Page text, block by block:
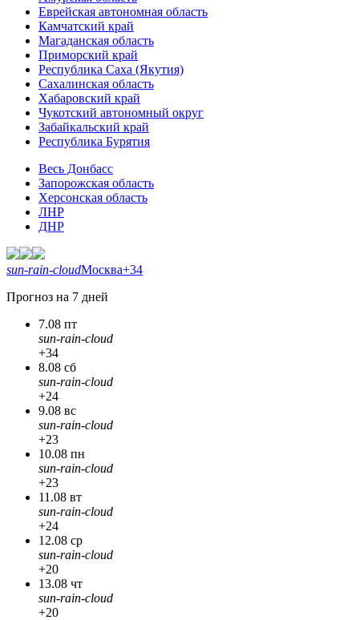
Еврейская автономная область
Камчатский край
Магаданская область
Приморский край
Республика Саха (Якутия)
Сахалинская область
Хабаровский край
Чукотский автономный округ
Забайкальский край
Республика Бурятия
Весь Донбасс
Запорожская область
Херсонская область
ЛНР
ДНР
sun-rain-cloudМосква+34
Прогноз на 7 дней
7.08 пт
sun-rain-cloud
+34
8.08 сб
sun-rain-cloud
+24
9.08 вс
sun-rain-cloud
+23
10.08 пн
sun-rain-cloud
+23
11.08 вт
sun-rain-cloud
+24
12.08 ср
sun-rain-cloud
+20
13.08 чт
sun-rain-cloud
+20